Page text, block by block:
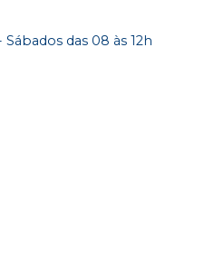
das 08 às 12h